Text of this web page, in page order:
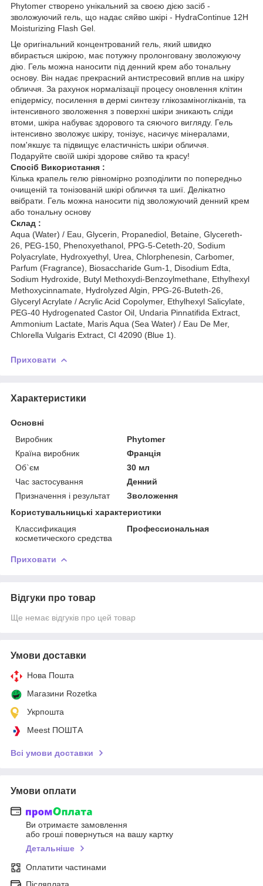
Phytomer створено унікальний за своєю дією засіб -
зволожуючий гель, що надає сяйво шкірі - HydraContinue 12H
Moisturizing Flash Gel.
Це оригінальний концентрований гель, який швидко
вбирається шкірою, має потужну пролонговану зволожуючу
дію. Гель можна наносити під денний крем або тональну
основу. Він надає прекрасний антистресовий вплив на шкіру
обличчя. За рахунок нормалізації процесу оновлення клітин
епідермісу, посилення в дермі синтезу глікозаміногліканів, та
інтенсивного зволоження з поверхні шкіри зникають сліди
втоми, шкіра набуває здорового та сяючого вигляду. Гель
інтенсивно зволожує шкіру, тонізує, насичує мінералами,
пом'якшує та підвищує еластичність шкіри обличчя.
Подаруйте своїй шкірі здорове сяйво та красу!
Спосіб Використання :
Кілька крапель гелю рівномірно розподілити по попередньо
очищеній та тонізованій шкірі обличчя та шиї. Делікатно
ввібрати. Гель можна наносити під зволожуючий денний крем
або тональну основу
Склад :
Aqua (Water) / Eau, Glycerin, Propanediol, Betaine, Glycereth-
26, PEG-150, Phenoxyethanol, PPG-5-Ceteth-20, Sodium
Polyacrylate, Hydroxyethyl, Urea, Chlorphenesin, Carbomer,
Parfum (Fragrance), Biosaccharide Gum-1, Disodium Edta,
Sodium Hydroxide, Butyl Methoxydi-Benzoylmethane, Ethylhexyl
Methoxycinnamate, Hydrolyzed Algin, PPG-26-Buteth-26,
Glyceryl Acrylate / Acrylic Acid Copolymer, Ethylhexyl Salicylate,
PEG-40 Hydrogenated Castor Oil, Undaria Pinnatifida Extract,
Ammonium Lactate, Maris Aqua (Sea Water) / Eau De Mer,
Chlorella Vulgaris Extract, CI 42090 (Blue 1).
Приховати
Характеристики
Основні
Виробник
Phytomer
Країна виробник
Франція
Об`єм
30 мл
Час застосування
Денний
Призначення і результат
Зволоження
Користувальницькі характеристики
Классификация
косметического средства
Профессиональная
Приховати
Відгуки про товар
Ще немає відгуків про цей товар
Умови доставки
Нова Пошта
Магазини Rozetka
Укрпошта
Meest ПОШТА
Всі умови доставки
Умови оплати
Ви отримаєте замовлення
або гроші повернуться на вашу картку
Детальніше
Оплатити частинами